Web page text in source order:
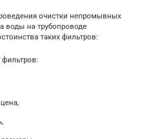
очистки непромывных
воды на трубопроводе
таких фильтров:
фильтров: